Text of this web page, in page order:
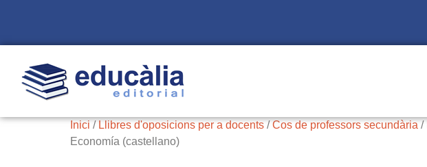
Inici / Llibres d'oposicions per a docents /Cos de professors secundària /
Economía (castellano)